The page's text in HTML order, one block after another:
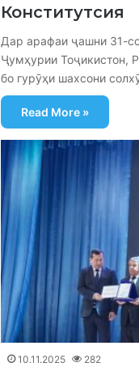
Конститутсия
Дар арафаи ҷашни 31-
Ҷумҳурии Тоҷикистон,
бо гурӯҳи шахсони
Read More »
10.11.2025 282